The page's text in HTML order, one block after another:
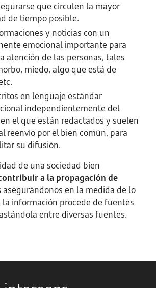
que circulen la mayor
de tiempo posible.
y noticias con un
emocional importante para
atención de las personas, tales
miedo, algo que está de
en lenguaje estándar
independientemente del
el que están redactados y suelen
reenvío por el bien común, para
su difusión.
de una sociedad bien
a la propagación de
asegurándonos en la medida de lo
información procede de fuentes
entre diversas fuentes.